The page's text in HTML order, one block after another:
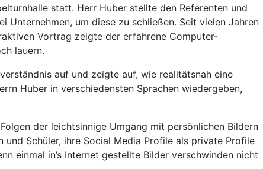
statt. Herr Huber stellte den Referenten und
um diese zu schließen. Seit vielen Jahren
Vortrag zeigte der erfahrene Computer-
lauern.
auf und zeigte auf, wie realitätsnah eine
Huber in verschiedensten Sprachen wiedergeben,
der leichtsinnige Umgang mit persönlichen Bildern
Schüler, ihre Social Media Profile als private Profile
einmal in’s Internet gestellte Bilder verschwinden nicht